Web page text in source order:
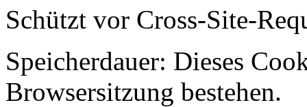
Schützt vor Cross-Site-
Speicherdauer: Dieses
Browsersitzung bestehen.